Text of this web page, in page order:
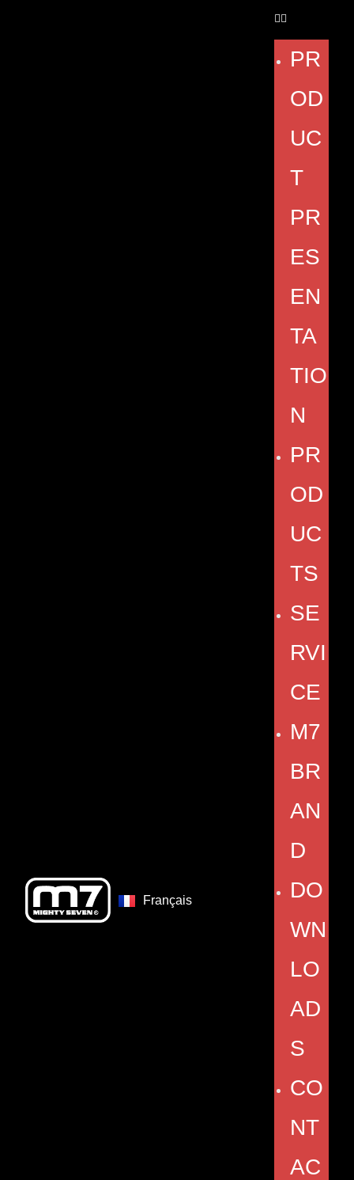
Français
PR
OD
UC
T
PR
ES
EN
TA
TIO
N
PR
OD
UC
TS
SE
RVI
CE
M7
BR
AN
D
DO
WN
LO
AD
S
CO
NT
AC